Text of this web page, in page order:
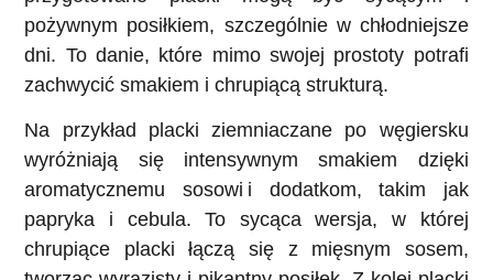
pożywnym posiłkiem, szczególnie w chłodniejsze
dni. To danie, które mimo swojej prostoty potrafi
zachwycić smakiem i chrupiącą strukturą.
Na przykład placki ziemniaczane po węgiersku
wyróżniają się intensywnym smakiem dzięki
aromatycznemu sosowi i dodatkom, takim jak
papryka i cebula. To sycąca wersja, w której
chrupiące placki łączą się z mięsnym sosem,